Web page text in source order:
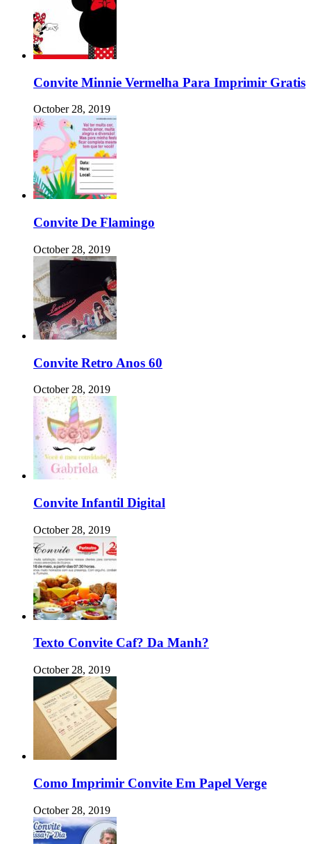
Convite Minnie Vermelha Para Imprimir Gratis
October 28, 2019
Convite De Flamingo
October 28, 2019
Convite Retro Anos 60
October 28, 2019
Convite Infantil Digital
October 28, 2019
Texto Convite Caf? Da Manh?
October 28, 2019
Como Imprimir Convite Em Papel Verge
October 28, 2019